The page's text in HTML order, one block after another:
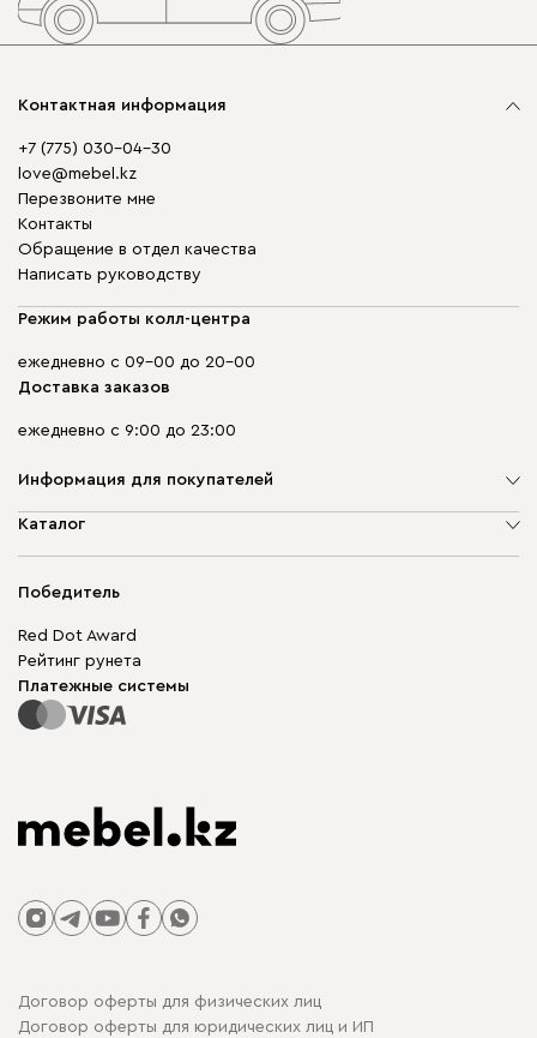
Контактная информация
+7 (775) 030-04-30
love@mebel.kz
Перезвоните мне
Контакты
Обращение в отдел качества
Написать руководству
Режим работы колл-центра
ежедневно с 09-00 до 20-00
Доставка заказов
ежедневно с 9:00 до 23:00
Информация для покупателей
О компании
Гарантия
Для бизнеса
Карта сайта
Каталог
Корпусная мебель
Модульная мебель
Столы и стулья
Победитель
Red Dot Award
Рейтинг рунета
Платежные системы
Договор оферты для физических лиц
Договор оферты для юридических лиц и ИП